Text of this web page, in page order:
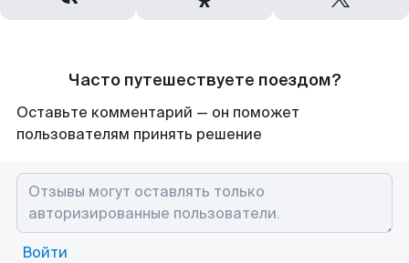
Часто путешествуете поездом?
Оставьте комментарий — он поможет
пользователям принять решение
Войти